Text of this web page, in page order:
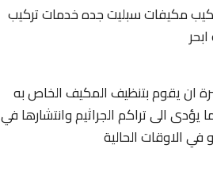
مكيفات سبليت جده خدمات تركيب
ان يقوم بتنظيف المكيف الخاص به
يؤدى الى تراكم الجراثيم وانتشارها في
الاوقات الحالية